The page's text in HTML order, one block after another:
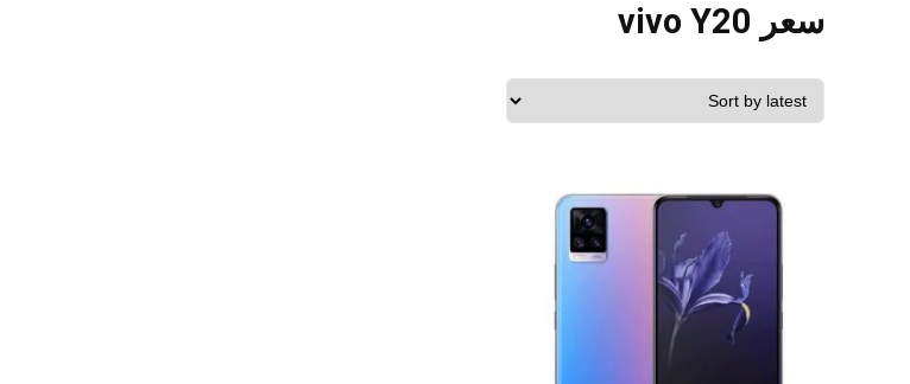
سعر vivo Y20